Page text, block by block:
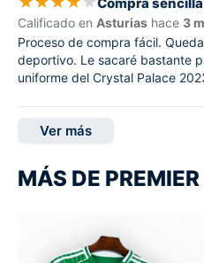
Calificado en Asturias hace 3
Proceso de compra fácil.
deportivo. Le sacaré bastante
uniforme del Crystal Palace
Ver más
MÁS DE